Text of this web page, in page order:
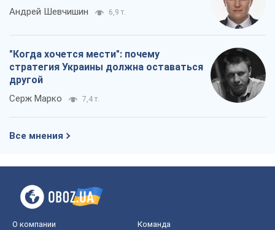
Андрей Шевчишин 6,9 т.
"Когда хочется мести": почему
стратегия Украины должна оставаться
другой
Серж Марко 7,4 т.
Все мнения
О компании Команда